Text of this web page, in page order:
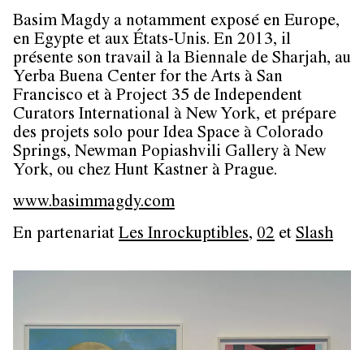
Basim Magdy a notamment exposé en Europe,
en Egypte et aux États-Unis. En 2013, il
présente son travail à la Biennale de Sharjah, au
Yerba Buena Center for the Arts à San
Francisco et à Project 35 de Independent
Curators International à New York, et prépare
des projets solo pour Idea Space à Colorado
Springs, Newman Popiashvili Gallery à New
York, ou chez Hunt Kastner à Prague.
www.basimmagdy.com
En partenariat Les Inrockuptibles, 02 et Slash